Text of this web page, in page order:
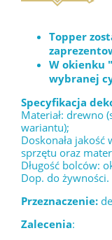
Topper
W okienku
wybranej
Specyfikacja
Materiał: drewno
wariantu);
Doskonała
sprzętu oraz
Długość bolców:
Dop. do żywności.
Przeznaczenie:
Zalecenia: